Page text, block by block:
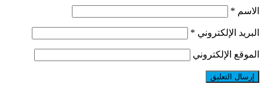
الاسم *
البريد الإلكتروني *
الموقع الإلكتروني